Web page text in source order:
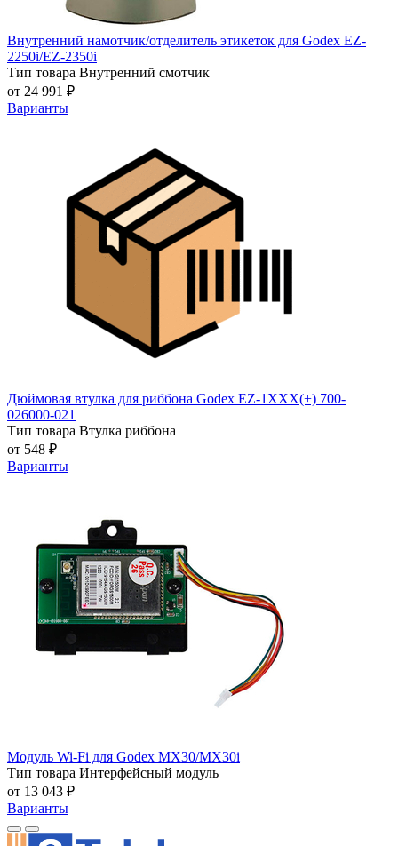
Внутренний намотчик/отделитель этикеток для Godex EZ-
2250i/EZ-2350i
Тип товара Внутренний смотчик
от 24 991 ₽
Варианты
Дюймовая втулка для риббона Godex EZ-1XXX(+) 700-
026000-021
Тип товара Втулка риббона
от 548 ₽
Варианты
Модуль Wi-Fi для Godex MX30/MX30i
Тип товара Интерфейсный модуль
от 13 043 ₽
Варианты